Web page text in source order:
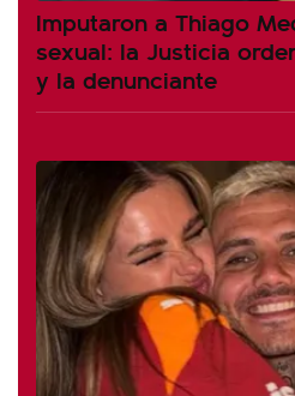
Imputaron a Thiago
sexual: la Justicia
y la denunciante